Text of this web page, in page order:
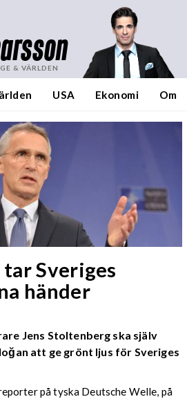
& VÄRLDEN
USA Ekonomi Om
Sveriges
händer
Jens Stoltenberg ska själv
att ge grönt ljus för Sveriges
på tyska Deutsche Welle, på